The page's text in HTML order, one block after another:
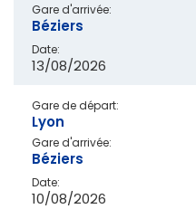
Gare d'arrivée:
Béziers
Date:
13/08/2026
Gare de départ:
Lyon
Gare d'arrivée:
Béziers
Date:
10/08/2026